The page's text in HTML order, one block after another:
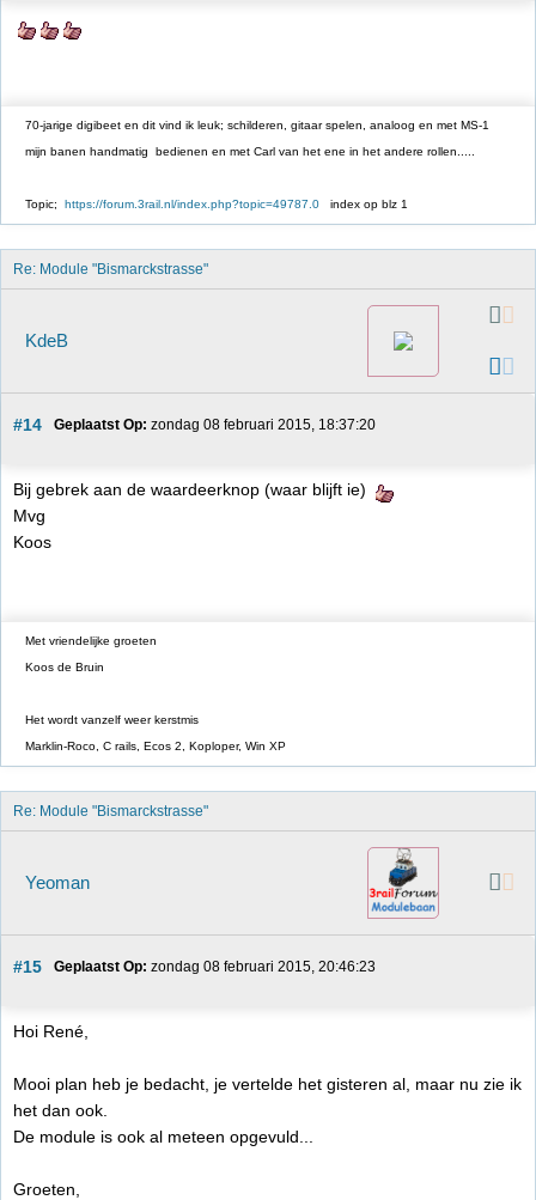
70-jarige digibeet en dit vind ik leuk; schilderen, gitaar spelen, analoog en met MS-1
mijn banen handmatig bedienen en met Carl van het ene in het andere rollen.....
Topic; https://forum.3rail.nl/index.php?topic=49787.0 index op blz 1
Re: Module "Bismarckstrasse"
KdeB
#14 Geplaatst Op: zondag 08 februari 2015, 18:37:20
Bij gebrek aan de waardeerknop (waar blijft ie)
Mvg
Koos
Met vriendelijke groeten
Koos de Bruin
Het wordt vanzelf weer kerstmis
Marklin-Roco, C rails, Ecos 2, Koploper, Win XP
Re: Module "Bismarckstrasse"
Yeoman
#15 Geplaatst Op: zondag 08 februari 2015, 20:46:23
Hoi René,
Mooi plan heb je bedacht, je vertelde het gisteren al, maar nu zie ik
het dan ook.
De module is ook al meteen opgevuld...
Groeten,